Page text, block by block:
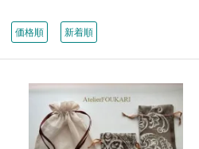
価格順 新着順